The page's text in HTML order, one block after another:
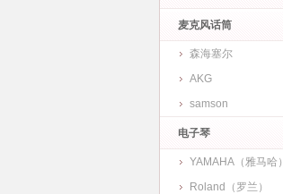
麦克风话筒
森海塞尔
AKG
samson
电子琴
YAMAHA（雅马哈）
Roland（罗兰）